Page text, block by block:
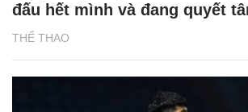
THỂ THAO
đấu hết mình và đang quyết